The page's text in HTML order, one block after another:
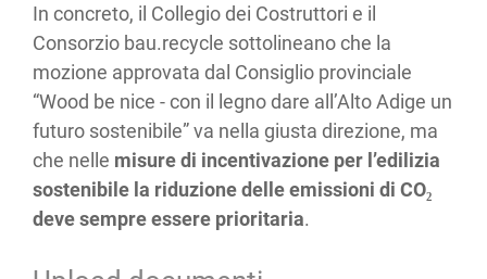
In concreto, il Collegio dei Costruttori e il
Consorzio bau.recycle sottolineano che la
mozione approvata dal Consiglio provinciale
“Wood be nice - con il legno dare all’Alto Adige un
futuro sostenibile” va nella giusta direzione, ma
che nelle misure di incentivazione per l’edilizia
sostenibile la riduzione delle emissioni di CO₂
deve sempre essere prioritaria.